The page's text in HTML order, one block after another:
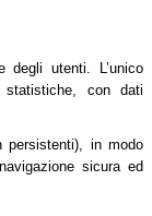
utenti. L’unico
statistiche, con dati
in modo
sicura ed